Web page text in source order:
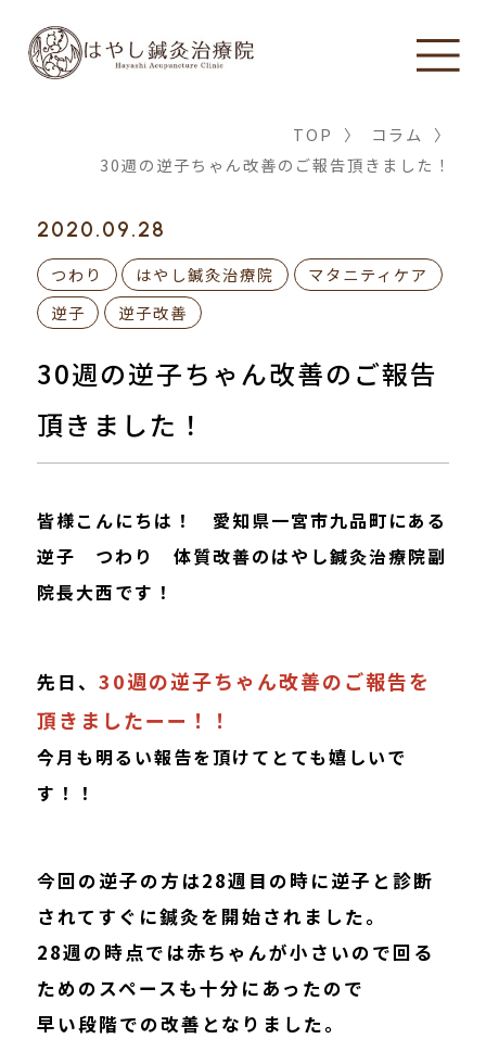
TOP 〉 コラム
〉
30週の逆子ちゃん改善のご報告頂きました！
2020.09.28
つわり はやし鍼灸治療院
マタニティケア
逆子
逆子改善
30週の逆子ちゃん改善のご報告
頂きました！
皆様こんにちは！ 愛知県一宮市九品町にある
逆子 つわり 体質改善のはやし鍼灸治療院副
院長大西です！
先日、 30週の逆子ちゃん改善のご報告を
頂きましたーー！！
今月も明るい報告を頂けてとても嬉しいで
す！！
今回の逆子の方は28週目の時に逆子と診断
されてすぐに鍼灸を開始されました。
28週の時点では赤ちゃんが小さいので回る
ためのスペースも十分にあったので
早い段階での改善となりました。